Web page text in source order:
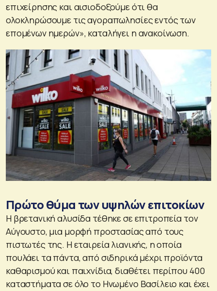
επιχείρησης και αισιοδοξούμε ότι θα
ολοκληρώσουμε τις αγοραπωλησίες εντός των
επομένων ημερών», καταλήγει η ανακοίνωση.
Πρώτο θύμα των υψηλών επιτοκίων
Η βρετανική αλυσίδα τέθηκε σε επιτροπεία τον
Αύγουστο, μια μορφή προστασίας από τους
πιστωτές της. Η εταιρεία λιανικής, η οποία
πουλάει τα πάντα, από σιδηρικά μέχρι προϊόντα
καθαρισμού και παιχνίδια, διαθέτει περίπου 400
καταστήματα σε όλο το Ηνωμένο Βασίλειο και έχει